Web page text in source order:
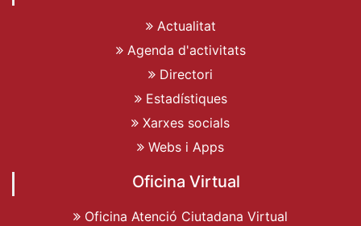
Actualitat
Agenda d'activitats
Directori
Estadístiques
Xarxes socials
Webs i Apps
Oficina Virtual
Oficina Atenció Ciutadana Virtual